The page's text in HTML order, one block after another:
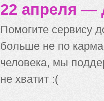
22 апреля —
Помогите сервису
больше не по
человека, мы
не хватит :(